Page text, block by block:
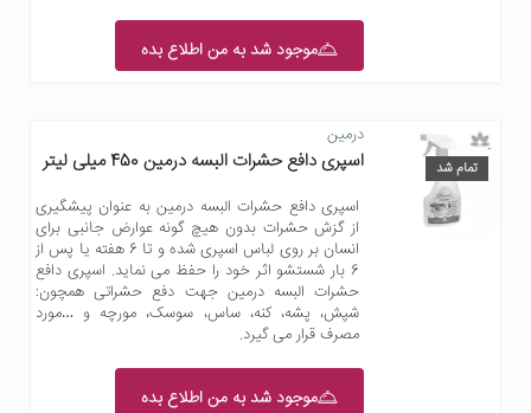
موجود شد به من اطلاع بده
تمام شد
درمین
اسپری دافع حشرات البسه درمین 450 میلی لیتر
اسپری دافع حشرات البسه درمین به عنوان پیشگیری
از گزش حشرات بدون هیچ گونه عوارض جانبی برای
انسان بر روی لباس اسپری شده و تا 6 هفته یا پس از
6 بار شستشو اثر خود را حفظ می نماید. اسپری دافع
حشرات البسه درمین جهت دفع حشراتی همچون:
شپش، پشه، کنه، ساس، سوسک، مورچه و …مورد
مصرف قرار می گیرد.
موجود شد به من اطلاع بده